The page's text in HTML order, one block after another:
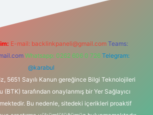
E-mail: backlinkpaneli@gmail.com Teams:
Whatsapp: 0262 606 0 726 Telegram:
@karabul
5651 Sayılı Kanun gereğince Bilgi Teknolojileri
(BTK) tarafından onaylanmış bir Yer Sağlayıcı
Bu nedenle, sitedeki içerikleri proaktif